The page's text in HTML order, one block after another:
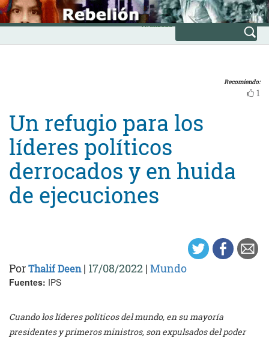
Skip
to
content
INICIO
Avanzada
Recomiendo:
1
Un refugio para los
líderes políticos
derrocados y en huida
de ejecuciones
PorThalif Deen| 17/08/2022 | Mundo
Fuentes: IPS
Cuando los líderes políticos del mundo, en su mayoría
presidentes y primeros ministros, son expulsados del poder